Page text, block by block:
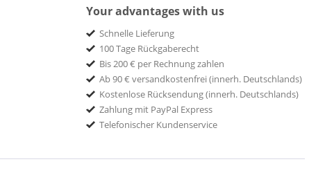
Your advantages with us
Schnelle Lieferung
100 Tage Rückgaberecht
Bis 200 € per Rechnung zahlen
Ab 90 € versandkostenfrei (innerh. Deutschlands)
Kostenlose Rücksendung (innerh. Deutschlands)
Zahlung mit PayPal Express
Telefonischer Kundenservice